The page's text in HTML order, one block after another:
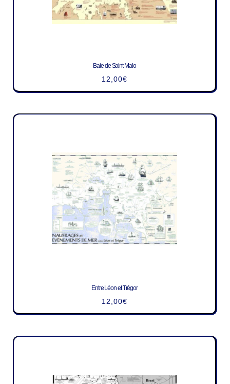
Baie de Saint Malo
12,00€
Entre Léon et Trégor
12,00€